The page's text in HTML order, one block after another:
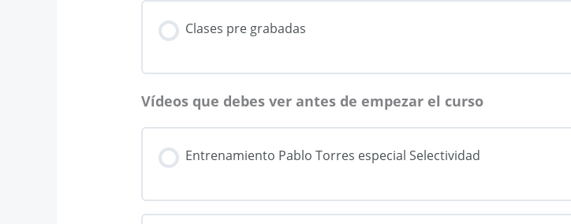
Clases pre grabadas
Vídeos que debes ver antes de empezar el curso
Entrenamiento Pablo Torres especial Selectividad